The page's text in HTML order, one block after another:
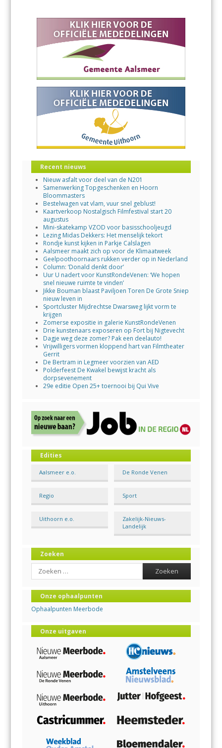
Recent nieuws
Nieuw asfalt voor deel van de N201
Samenwerking Topgeschenken en Hoorn
Bloommasters
Bestelwagen vat vlam, vuur snel geblust!
Kaartverkoop Nostalgisch Filmfestival start 20
augustus
Mini-skatekamp VZOD voor basisschooljeugd
Lezing Midas Dekkers: Het menselijk tekort
Rondje kunst kijken in Parkje Calslagen
Aalsmeer maakt zich op voor de Klimaatweek
Geelpoothoornaars rukken verder op in Nederland
Column: ‘Donald denkt door’
Uur U nadert voor KunstRondeVenen: ‘We hopen
snel nieuwe ruimte te vinden’
Jikke Bouman blaast Paviljoen Toren De Grote Sniep
nieuw leven in
Sportcluster Mijdrechtse Dwarsweg lijkt vorm te
krijgen
Zomerse expositie in galerie KunstRondeVenen
Drie kunstenaars exposeren op Fort bij Nigtevecht
Dagje weg deze zomer? Pak een deelauto!
Vrijwilligers vormen kloppend hart van Filmtheater
Gerrit
De Bertram in Legmeer voorzien van AED
Polderfeest De Kwakel bewijst kracht als
dorpsevenement
29e editie Open 25+ toernooi bij Qui Vive
Edities
Aalsmeer e.o. De Ronde Venen
Regio Sport
Uithoorn e.o.
Zakelijk-Nieuws-
Landelijk
Zoeken
Search
Onze ophaalpunten
Ophaalpunten Meerbode
Onze uitgaven